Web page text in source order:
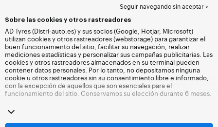
Seguir navegando sin aceptar >
Sobre las cookies y otros rastreadores
AD Tyres (Distri-auto.es) y sus socios (Google, Hotjar, Microsoft)
utilizan cookies y otros rastreadores (webstorage) para garantizar el
buen funcionamiento del sitio, facilitar su navegación, realizar
mediciones estadísticas y personalizar sus campañas publicitarias. Las
cookies y otros rastreadores almacenados en su terminal pueden
contener datos personales. Por lo tanto, no depositamos ninguna
cookie u otros rastreadores sin su consentimiento libre e informado,
con la excepción de aquellos que son esenciales para el
funcionamiento del sitio. Conservamos su elección durante 6 meses.
Puede retirar su consentimiento en cualquier momento accediendo
a la
navegando sin aceptar el depósito de cookies u otros rastreadores.
La negativa no impide el acceso a los servicios Distri-auto.es. Para